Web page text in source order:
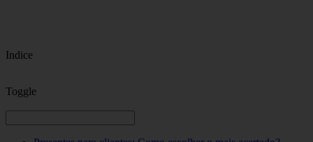
Indice
Toggle